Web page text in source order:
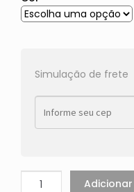
Simulação de frete